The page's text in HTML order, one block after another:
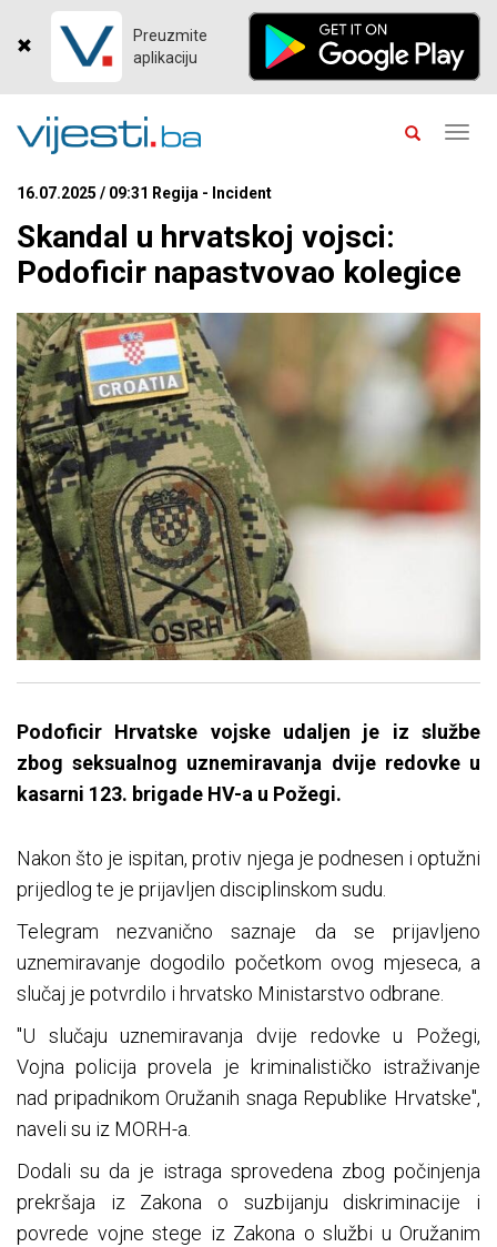
Preuzmite
aplikaciju
16.07.2025 / 09:31 Regija - Incident
Skandal u hrvatskoj vojsci:
Podoficir napastvovao kolegice
Podoficir Hrvatske vojske udaljen je iz službe
zbog seksualnog uznemiravanja dvije redovke u
kasarni 123. brigade HV-a u Požegi.
Nakon što je ispitan, protiv njega je podnesen i optužni
prijedlog te je prijavljen disciplinskom sudu.
Telegram nezvanično saznaje da se prijavljeno
uznemiravanje dogodilo početkom ovog mjeseca, a
slučaj je potvrdilo i hrvatsko Ministarstvo odbrane.
"U slučaju uznemiravanja dvije redovke u Požegi,
Vojna policija provela je kriminalističko istraživanje
nad pripadnikom Oružanih snaga Republike Hrvatske",
naveli su iz MORH-a.
Dodali su da je istraga sprovedena zbog počinjenja
prekršaja iz Zakona o suzbijanju diskriminacije i
povrede vojne stege iz Zakona o službi u Oružanim